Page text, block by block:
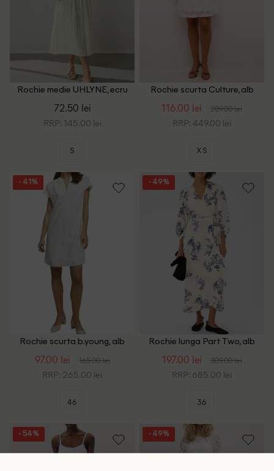
Rochie medie UHLYNE, ecru
72.50 lei
RRP: 145.00 lei
S
Rochie scurta Culture, alb
116.00 lei 289.00 lei
RRP: 449.00 lei
XS
- 41%
Rochie scurta b.young, alb
97.00 lei 165.00 lei
RRP: 265.00 lei
46
- 49%
Rochie lunga Part Two, alb
197.00 lei 389.00 lei
RRP: 685.00 lei
36
- 54% - 49%